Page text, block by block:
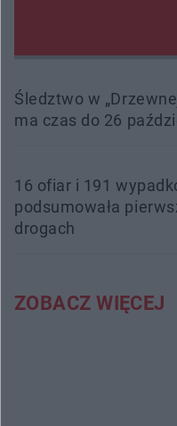
Śledztwo w
ma czas do 26
16 ofiar i 191
podsumowała
drogach
ZOBACZ WIĘCEJ